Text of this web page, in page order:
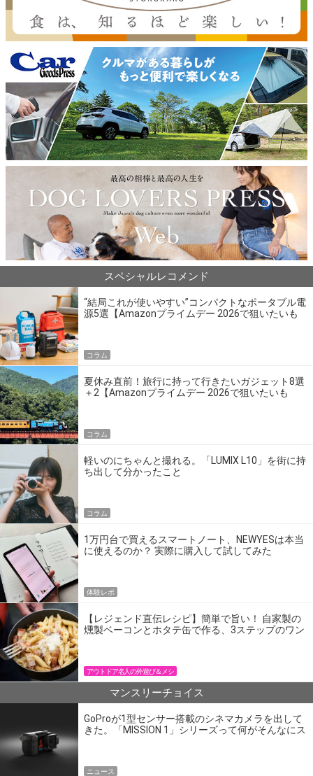
スペシャルレコメンド
“結局これが使いやすい”コンパクトなポータブル電
源5選【Amazonプライムデー 2026で狙いたいも
コラム
夏休み直前！旅行に持って行きたいガジェット8選
＋2【Amazonプライムデー 2026で狙いたいも
コラム
軽いのにちゃんと撮れる。「LUMIX L10」を街に持
ち出して分かったこと
コラム
1万円台で買えるスマートノート、NEWYESは本当
に使えるのか？ 実際に購入して試してみた
体験レポ
【レジェンド直伝レシピ】簡単で旨い！ 自家製の
燻製ベーコンとホタテ缶で作る、3ステップのワン
アウトドア名人の外遊び＆メシ
マンスリーチョイス
GoProが1型センサー搭載のシネマカメラを出して
きた。「MISSION 1」シリーズって何がそんなにス
ニュース